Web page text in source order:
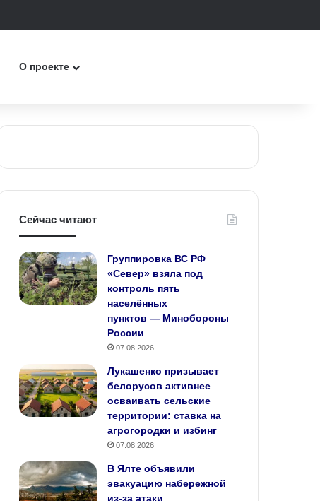
О проекте
Сейчас читают
Группировка ВС РФ
«Север» взяла под
контроль пять
населённых
пунктов — Минобороны
России
07.08.2026
Лукашенко призывает
белорусов активнее
осваивать сельские
территории: ставка на
агрогородки и избинг
07.08.2026
В Ялте объявили
эвакуацию набережной
из-за атаки